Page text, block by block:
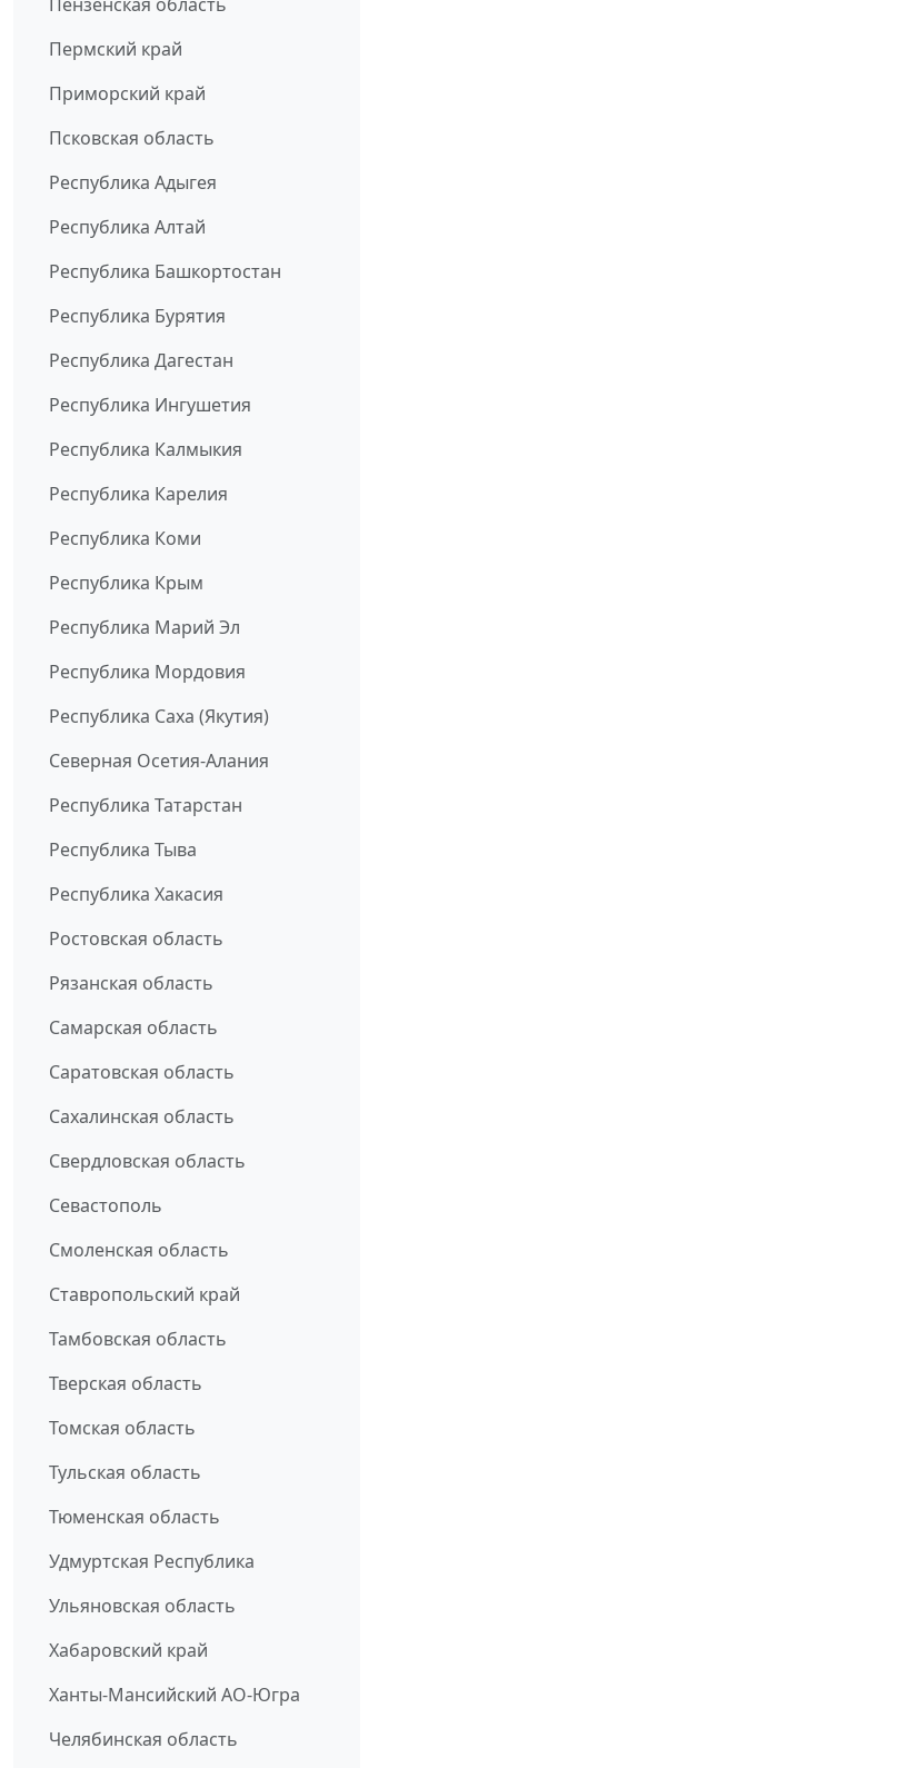
Пермский край
Приморский край
Псковская область
Республика Адыгея
Республика Алтай
Республика Башкортостан
Республика Бурятия
Республика Дагестан
Республика Ингушетия
Республика Калмыкия
Республика Карелия
Республика Коми
Республика Крым
Республика Марий Эл
Республика Мордовия
Республика Саха (Якутия)
Северная Осетия-Алания
Республика Татарстан
Республика Тыва
Республика Хакасия
Ростовская область
Рязанская область
Самарская область
Саратовская область
Сахалинская область
Свердловская область
Севастополь
Смоленская область
Ставропольский край
Тамбовская область
Тверская область
Томская область
Тульская область
Тюменская область
Удмуртская Республика
Ульяновская область
Хабаровский край
Ханты-Мансийский АО-Югра
Челябинская область